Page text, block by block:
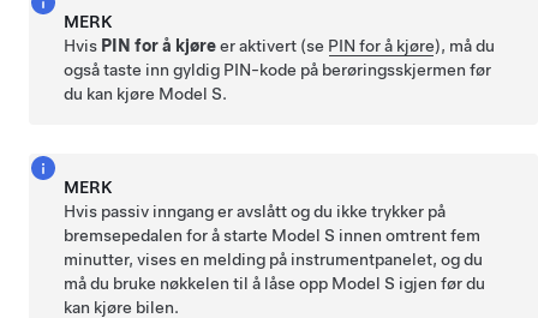
MERK
Hvis PIN for å kjøreer aktivert (se PIN for å kjøre), må du
også taste inn gyldig PIN-kode på berøringsskjermen før
du kan kjøre Model S.
MERK
Hvis passiv inngang er avslått og du ikke trykker på
bremsepedalen for å starte Model S innen omtrent fem
minutter, vises en melding på instrumentpanelet, og du
må du bruke nøkkelen til å låse opp Model S igjen før du
kan kjøre bilen.